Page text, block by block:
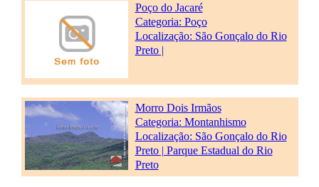
Poço do Jacaré
Categoria: Poço
Localização: São Gonçalo do Rio
Preto |
Morro Dois Irmãos
Categoria: Montanhismo
Localização: São Gonçalo do Rio
Preto | Parque Estadual do Rio
Preto